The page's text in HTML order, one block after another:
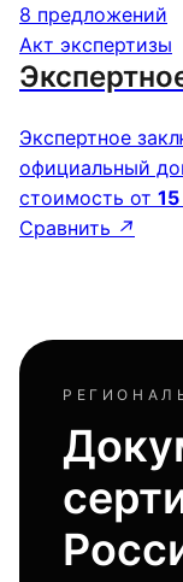
8 предложений
Акт экспертизы
Экспертное
официальный
стоимость от
Сравнить ↗